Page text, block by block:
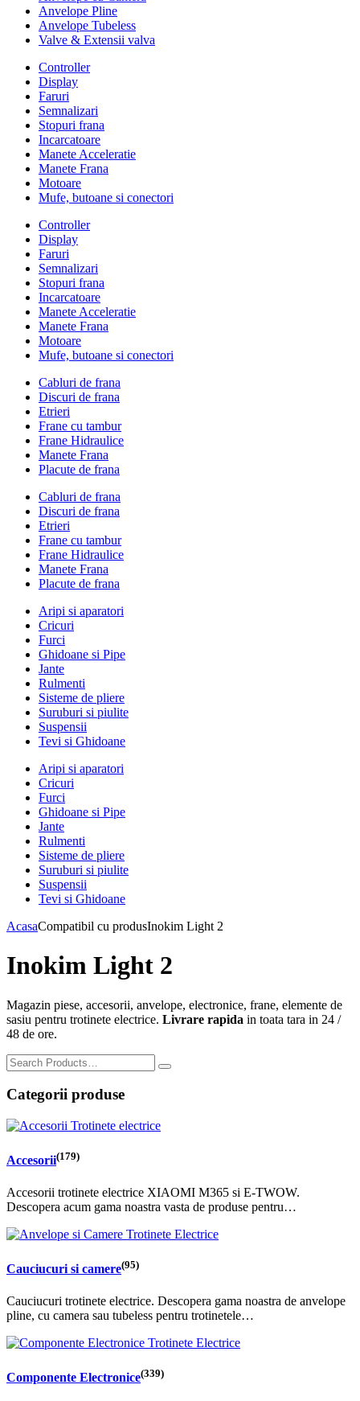
Anvelope Pline
Anvelope Tubeless
Valve & Extensii valva
Controller
Display
Faruri
Semnalizari
Stopuri frana
Incarcatoare
Manete Acceleratie
Manete Frana
Motoare
Mufe, butoane si conectori
Controller
Display
Faruri
Semnalizari
Stopuri frana
Incarcatoare
Manete Acceleratie
Manete Frana
Motoare
Mufe, butoane si conectori
Cabluri de frana
Discuri de frana
Etrieri
Frane cu tambur
Frane Hidraulice
Manete Frana
Placute de frana
Cabluri de frana
Discuri de frana
Etrieri
Frane cu tambur
Frane Hidraulice
Manete Frana
Placute de frana
Aripi si aparatori
Cricuri
Furci
Ghidoane si Pipe
Jante
Rulmenti
Sisteme de pliere
Suruburi si piulite
Suspensii
Tevi si Ghidoane
Aripi si aparatori
Cricuri
Furci
Ghidoane si Pipe
Jante
Rulmenti
Sisteme de pliere
Suruburi si piulite
Suspensii
Tevi si Ghidoane
AcasaCompatibil cu produsInokim Light 2
Inokim Light 2
Magazin piese, accesorii, anvelope, electronice, frane, elemente de
sasiu pentru trotinete electrice. Livrare rapida in toata tara in 24 /
48 de ore.
Categorii produse
Accesorii(179)
Accesorii trotinete electrice XIAOMI M365 si E-TWOW.
Descopera acum gama noastra vasta de produse pentru…
Cauciucuri si camere(95)
Cauciucuri trotinete electrice. Descopera gama noastra de anvelope
pline, cu camera sau tubeless pentru trotinetele…
Componente Electronice(339)